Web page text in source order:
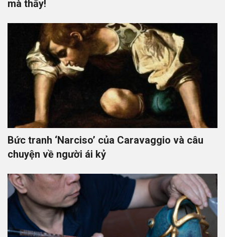
mà thấy!
Bức tranh ‘Narciso’ của Caravaggio và câu
chuyện về người ái kỷ